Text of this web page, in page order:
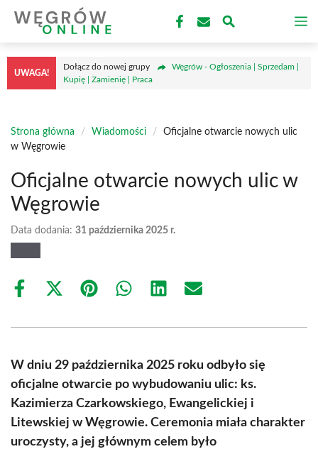
treści
UWAGA!
Dołącz do nowej grupy
Węgrów - Ogłoszenia | Sprzedam |
Kupię | Zamienię | Praca
Strona główna / Wiadomości /
Oficjalne otwarcie nowych ulic
w Węgrowie
Oficjalne otwarcie nowych ulic w
Węgrowie
Data dodania: 31 października 2025 r.
Share
Share
(Twitter)
Share Share Share Share
W dniu 29 października 2025 roku odbyło się
oficjalne otwarcie po wybudowaniu ulic: ks.
Kazimierza Czarkowskiego, Ewangelickiej i
Litewskiej w Węgrowie. Ceremonia miała charakter
uroczysty, a jej głównym celem było